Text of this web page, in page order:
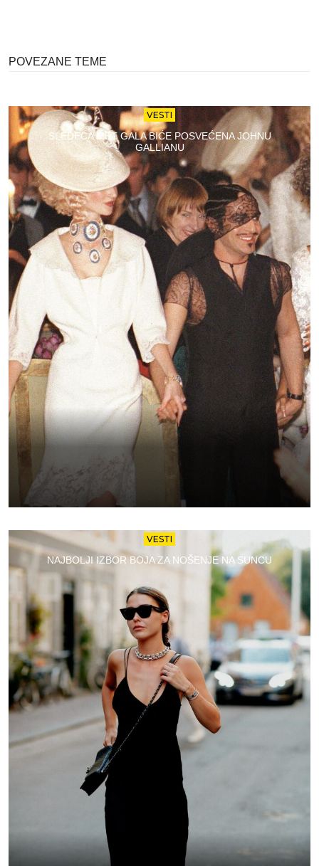
POVEZANE TEME
VESTI
SLEDEĆA MET GALA BIĆE POSVEĆENA JOHNU
GALLIANU
VESTI
NAJBOLJI IZBOR BOJA ZA NOŠENJE NA SUNCU